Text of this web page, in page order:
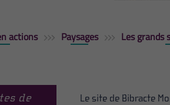
actions Paysages Les grands
de
Le site de Bibracte